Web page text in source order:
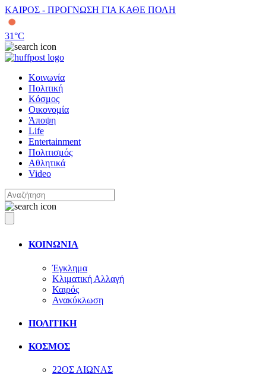
ΚΑΙΡΟΣ - ΠΡΟΓΝΩΣΗ ΓΙΑ ΚΑΘΕ ΠΟΛΗ
31°C
Κοινωνία
Πολιτική
Κόσμος
Οικονομία
Άποψη
Life
Entertainment
Πολιτισμός
Αθλητικά
Video
ΚΟΙΝΩΝΙΑ
Έγκλημα
Κλιματική Αλλαγή
Καιρός
Ανακύκλωση
ΠΟΛΙΤΙΚΗ
ΚΟΣΜΟΣ
22ΟΣ ΑΙΩΝΑΣ